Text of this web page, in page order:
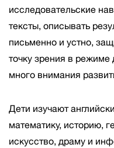
исследовательские
тексты, описывать
письменно и устно,
точку зрения в
много внимания
Дети изучают
математику, историю,
искусство, драму и